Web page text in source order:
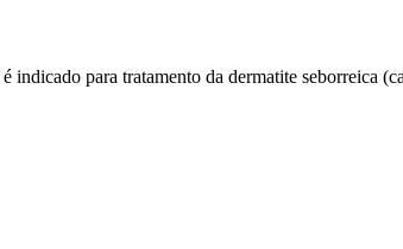
indicado para tratamento da dermatite seborreica